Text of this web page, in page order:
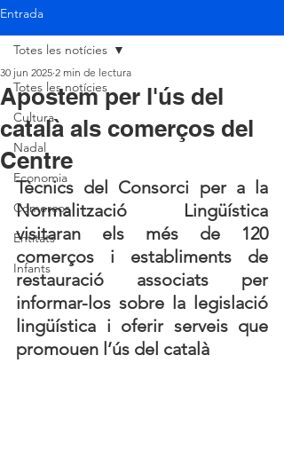
Entrada
Totes les notícies
Cultura
Nadal
Economia
Comerços
Entitats
Infants
Totes les notícies
Apostem per l'ús del
català als comerços del
Centre
30 jun 2025 2 min de lectura
Tècnics del Consorci per a la
Normalització Lingüística
visitaran els més de 120
comerços i establiments de
restauració associats per
informar-los sobre la legislació
lingüística i oferir serveis que
promouen l’ús del català